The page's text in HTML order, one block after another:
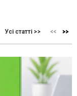
Усі статті >>